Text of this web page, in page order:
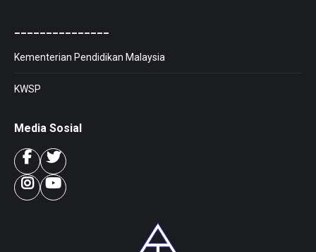
Kementerian Pendidikan Malaysia
KWSP
Media Sosial